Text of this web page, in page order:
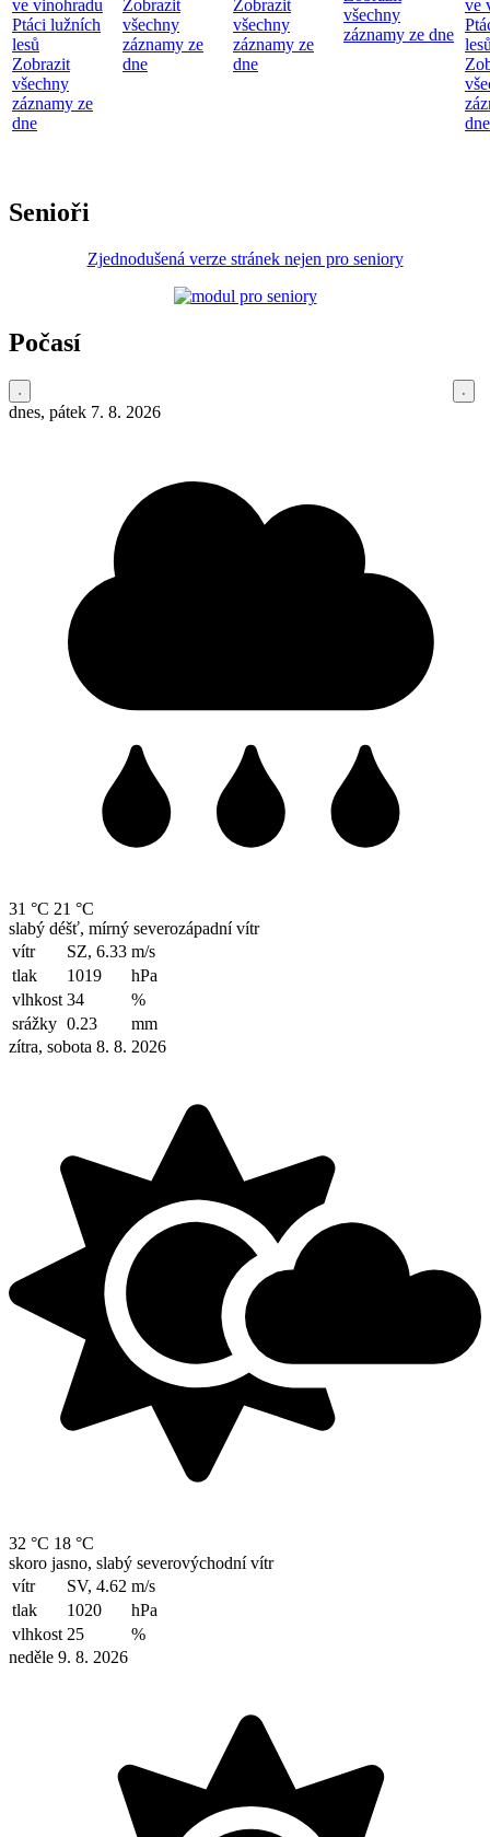
ve vinohradu
Ptáci lužních
lesů
Zobrazit
všechny
záznamy ze
dne
Zobrazit
všechny
záznamy ze
dne
Zobrazit
všechny
záznamy ze
dne
všechny
záznamy ze dne
ve
dne
Senioři
Zjednodušená verze stránek nejen pro seniory
Počasí
dnes, pátek 7. 8. 2026
31 °C 21 °C
slabý déšť, mírný severozápadní vítr
vítr
SZ, 6.33 m/s
tlak
1019
hPa
vlhkost 34
%
srážky 0.23
mm
zítra, sobota 8. 8. 2026
32 °C 18 °C
skoro jasno, slabý severovýchodní vítr
vítr
SV, 4.62 m/s
tlak
1020
hPa
vlhkost 25
%
neděle 9. 8. 2026